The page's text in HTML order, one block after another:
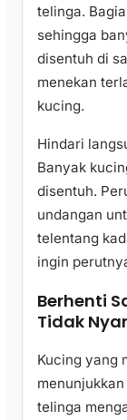
telinga.
sehingga
disentuh di
menekan
kucing.
Hindari
Banyak
disentuh.
undangan
telentang
ingin
Berhenti
Tidak
Kucing yang
telinga